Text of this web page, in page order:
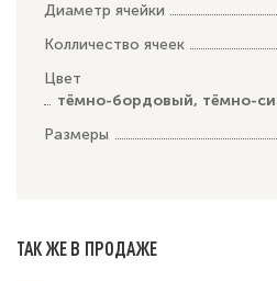
Диаметр ячейки
Колличество ячеек
Цвет
тёмно-бордовый, тёмно-
Размеры
ТАК ЖЕ В ПРОДАЖЕ